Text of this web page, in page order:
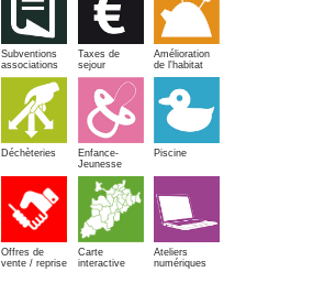
Subventions
associations
Taxes de
sejour
Amélioration
de l'habitat
Déchèteries
Enfance-
Jeunesse
Piscine
Offres de
vente / reprise
Carte
interactive
Ateliers
numériques